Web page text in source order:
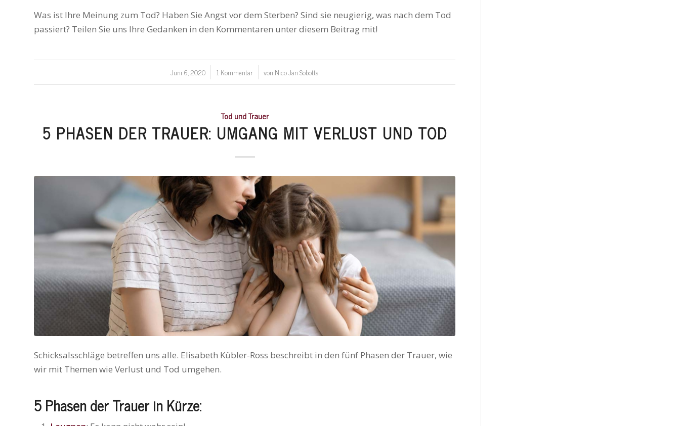
Was ist Ihre Meinung zum Tod? Haben Sie Angst vor dem Sterben? Sind sie neugierig, was nach dem Tod
passiert? Teilen Sie uns Ihre Gedanken in den Kommentaren unter diesem Beitrag mit!
Juni 6, 2020
/ 1 Kommentar
/ von Nico Jan Sobotta
Tod und Trauer
5 PHASEN DER TRAUER: UMGANG MIT VERLUST UND TOD
Schicksalsschläge betreffen uns alle. Elisabeth Kübler-Ross beschreibt in den fünf Phasen der Trauer, wie
wir mit Themen wie Verlust und Tod umgehen.
5 Phasen der Trauer in Kürze: